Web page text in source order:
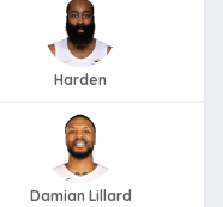
Harden
Damian Lillard